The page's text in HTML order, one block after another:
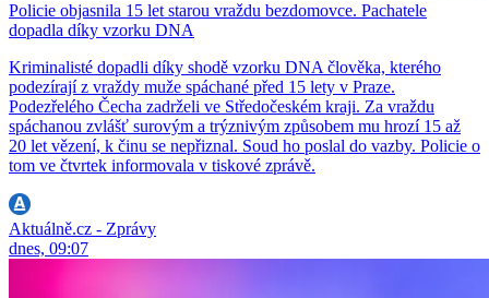
Policie objasnila 15 let starou vraždu bezdomovce. Pachatele
dopadla díky vzorku DNA
Kriminalisté dopadli díky shodě vzorku DNA člověka, kterého
podezírají z vraždy muže spáchané před 15 lety v Praze.
Podezřelého Čecha zadrželi ve Středočeském kraji. Za vraždu
spáchanou zvlášť surovým a trýznivým způsobem mu hrozí 15 až
20 let vězení, k činu se nepřiznal. Soud ho poslal do vazby. Policie o
tom ve čtvrtek informovala v tiskové zprávě.
Aktuálně.cz - Zprávy
dnes, 09:07